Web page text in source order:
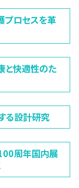
プロセスを革
と快適性のた
る設計研究
周年国内展